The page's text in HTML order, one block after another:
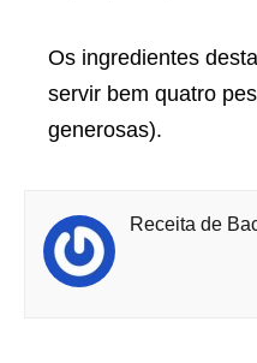
Os ingredientes desta
servir bem quatro
generosas).
Receita de